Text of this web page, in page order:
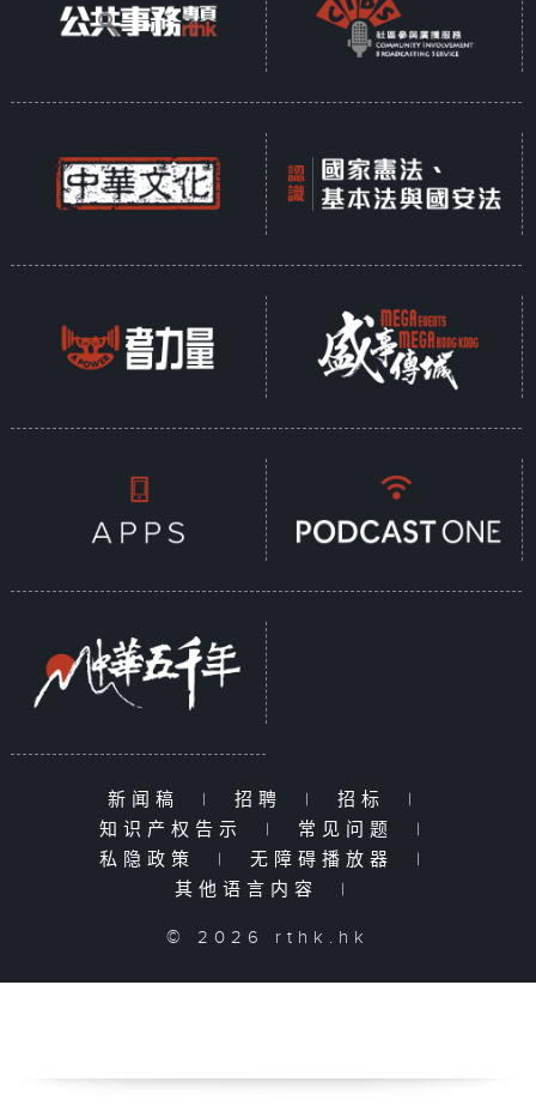
新闻稿 | 招聘 | 招标
|
知识产权告示
| 常见问题
|
私隐政策
| 无障碍播放器
|
其他语言内容
|
© 2026 rthk.hk